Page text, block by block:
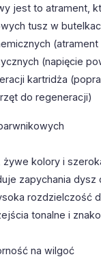
jest to atrament,
tusz w
(napięcie
kartridża
do regeneracji)
żywe kolory i
zapychania dysz
rozdzielczość
tonalne i
na wilgoć